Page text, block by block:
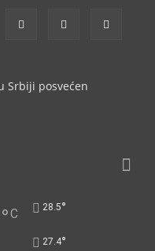
Srbiji posvećen
°C 28.5°
27.4°